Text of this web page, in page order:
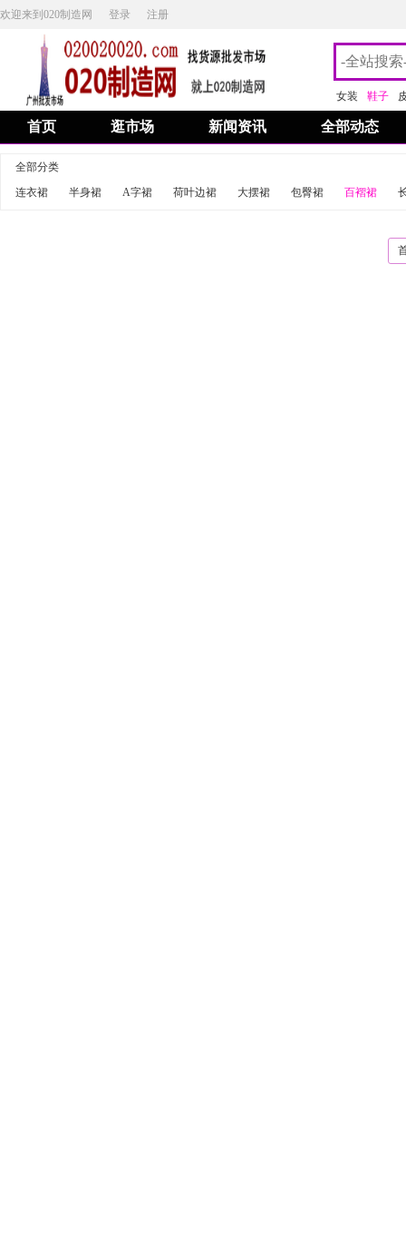
欢迎来到020制造网 登录 注册
女装 鞋子
首页 逛市场 新闻资讯 全部动态
全部分类
连衣裙
半身裙 A字裙 荷叶边裙 大摆裙 包臀裙 百褶裙